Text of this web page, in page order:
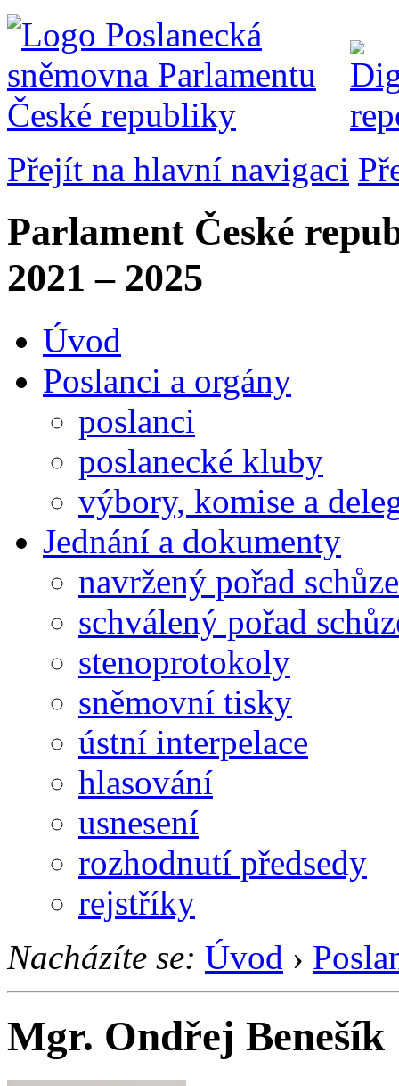
Přejít na hlavní navigaci
Parlament České
2021 – 2025
Úvod
Poslanci a orgány
poslanci
poslanecké kluby
výbory, komise a
Jednání a dokumenty
navržený pořad schůze
schválený pořad
stenoprotokoly
sněmovní tisky
ústní interpelace
hlasování
usnesení
rozhodnutí předsedy
rejstříky
Nacházíte se: Úvod ›
Mgr. Ondřej Benešík